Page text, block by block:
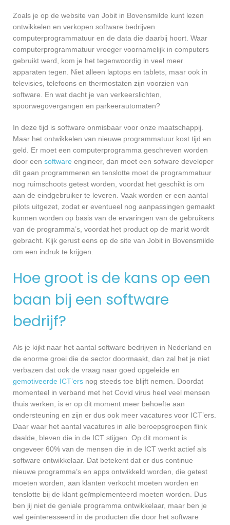
Zoals je op de website van Jobit in Bovensmilde kunt lezen
ontwikkelen en verkopen software bedrijven
computerprogrammatuur en de data die daarbij hoort. Waar
computerprogrammatuur vroeger voornamelijk in computers
gebruikt werd, kom je het tegenwoordig in veel meer
apparaten tegen. Niet alleen laptops en tablets, maar ook in
televisies, telefoons en thermostaten zijn voorzien van
software. En wat dacht je van verkeerslichten,
spoorwegovergangen en parkeerautomaten?
In deze tijd is software onmisbaar voor onze maatschappij.
Maar het ontwikkelen van nieuwe programmatuur kost tijd en
geld. Er moet een computerprogramma geschreven worden
door een software engineer, dan moet een sofware developer
dit gaan programmeren en tenslotte moet de programmatuur
nog ruimschoots getest worden, voordat het geschikt is om
aan de eindgebruiker te leveren. Vaak worden er een aantal
pilots uitgezet, zodat er eventueel nog aanpassingen gemaakt
kunnen worden op basis van de ervaringen van de gebruikers
van de programma’s, voordat het product op de markt wordt
gebracht. Kijk gerust eens op de site van Jobit in Bovensmilde
om een indruk te krijgen.
Hoe groot is de kans op een
baan bij een software
bedrijf?
Als je kijkt naar het aantal software bedrijven in Nederland en
de enorme groei die de sector doormaakt, dan zal het je niet
verbazen dat ook de vraag naar goed opgeleide en
gemotiveerde ICT’ers nog steeds toe blijft nemen. Doordat
momenteel in verband met het Covid virus heel veel mensen
thuis werken, is er op dit moment meer behoefte aan
ondersteuning en zijn er dus ook meer vacatures voor ICT’ers.
Daar waar het aantal vacatures in alle beroepsgroepen flink
daalde, bleven die in de ICT stijgen. Op dit moment is
ongeveer 60% van de mensen die in de ICT werkt actief als
software ontwikkelaar. Dat betekent dat er dus continue
nieuwe programma’s en apps ontwikkeld worden, die getest
moeten worden, aan klanten verkocht moeten worden en
tenslotte bij de klant geïmplementeerd moeten worden. Dus
ben jij niet de geniale programma ontwikkelaar, maar ben je
wel geïnteresseerd in de producten die door het software